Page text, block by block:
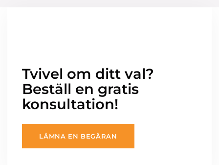
Tvivel om ditt val?
Beställ en gratis
konsultation!
LÄMNA EN BEGÄRAN